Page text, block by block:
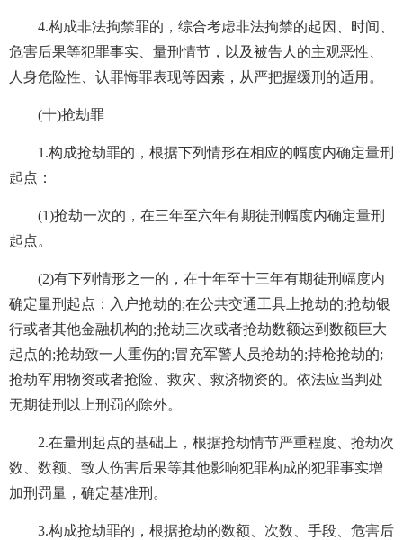
4.构成非法拘禁罪的，综合考虑非法拘禁的起因、时间、
危害后果等犯罪事实、量刑情节，以及被告人的主观恶性、
人身危险性、认罪悔罪表现等因素，从严把握缓刑的适用。
(十)抢劫罪
1.构成抢劫罪的，根据下列情形在相应的幅度内确定量刑
起点：
(1)抢劫一次的，在三年至六年有期徒刑幅度内确定量刑
起点。
(2)有下列情形之一的，在十年至十三年有期徒刑幅度内
确定量刑起点：入户抢劫的;在公共交通工具上抢劫的;抢劫银
行或者其他金融机构的;抢劫三次或者抢劫数额达到数额巨大
起点的;抢劫致一人重伤的;冒充军警人员抢劫的;持枪抢劫的;
抢劫军用物资或者抢险、救灾、救济物资的。依法应当判处
无期徒刑以上刑罚的除外。
2.在量刑起点的基础上，根据抢劫情节严重程度、抢劫次
数、数额、致人伤害后果等其他影响犯罪构成的犯罪事实增
加刑罚量，确定基准刑。
3.构成抢劫罪的，根据抢劫的数额、次数、手段、危害后